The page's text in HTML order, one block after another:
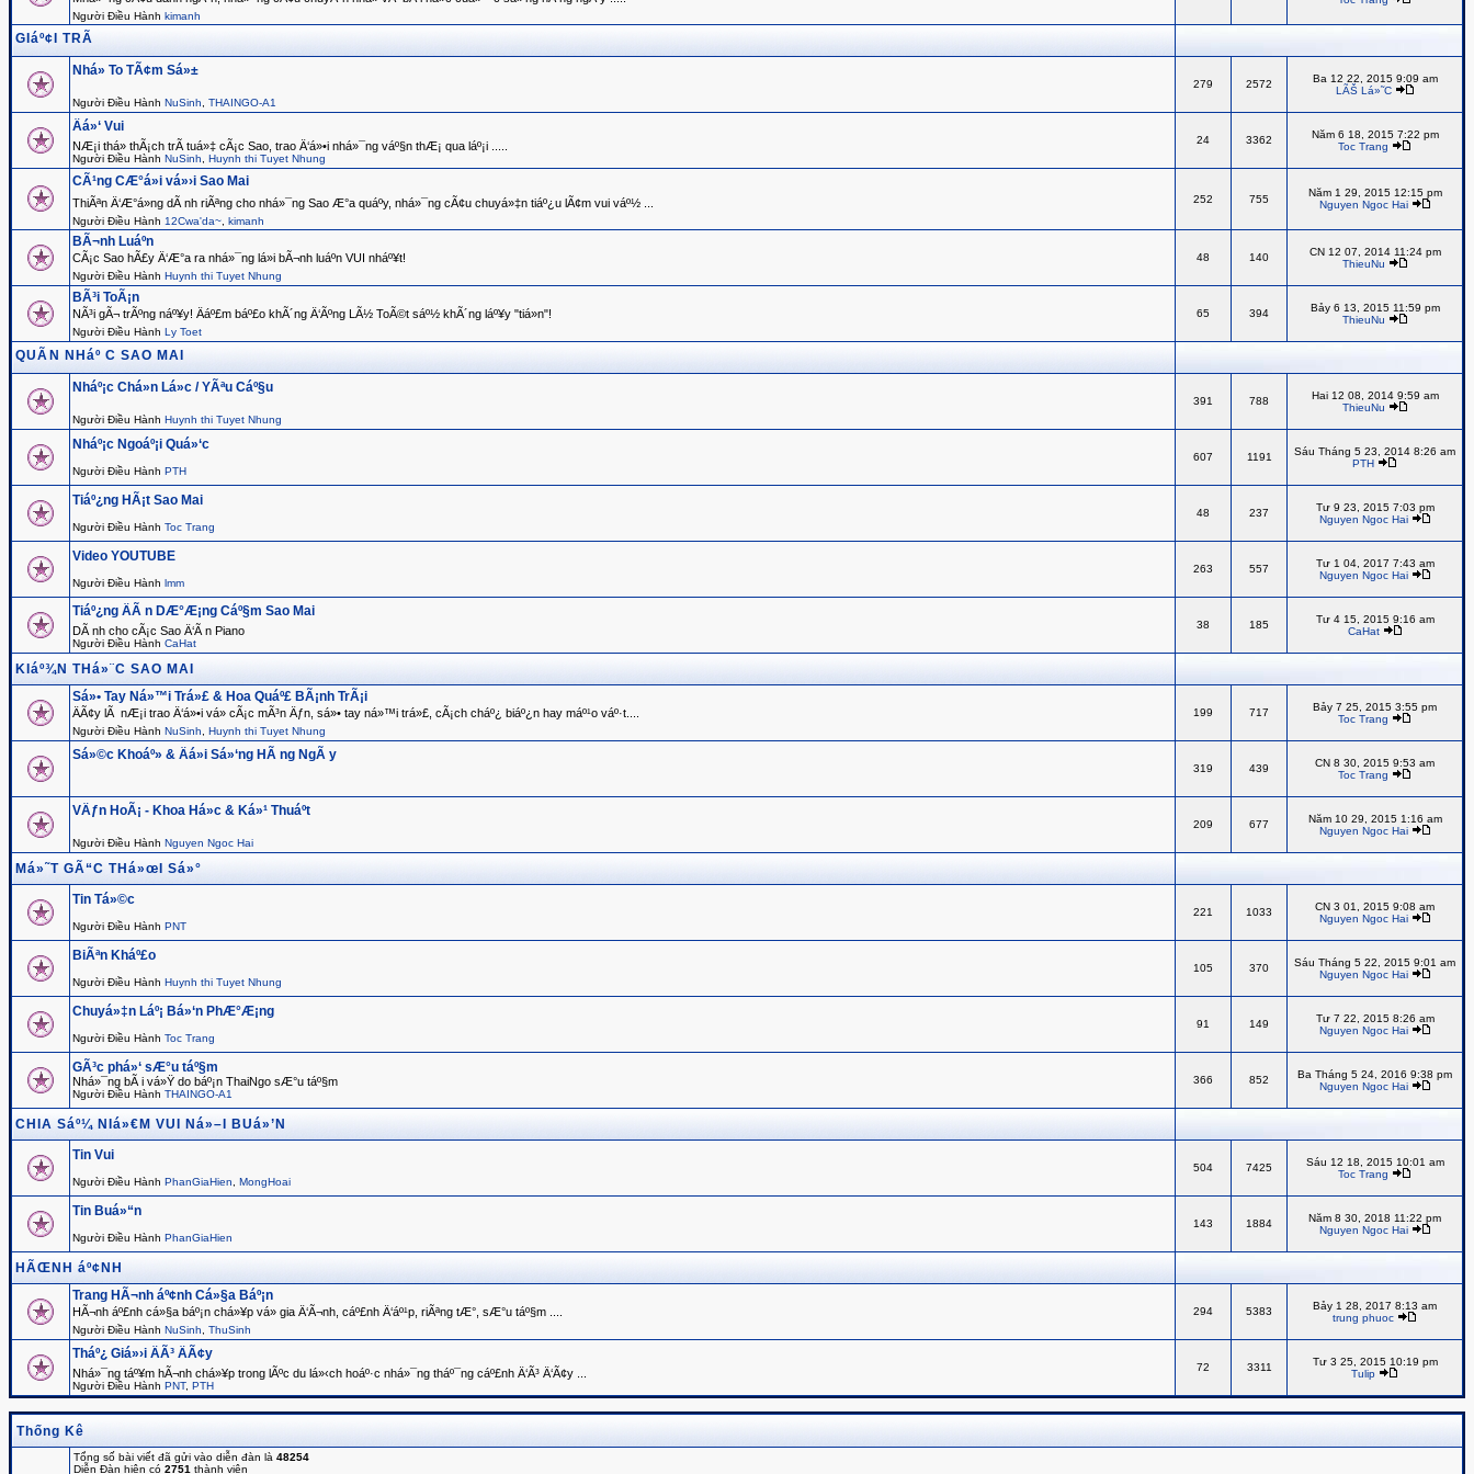
Người Điều Hành kimanh
GIáº¢I TRÃ
Nhá» To TÃ¢m Sá»±
Người Điều Hành NuSinh THAINGO-A1
279 2572
Ba 12 22, 2015 9:09 am
LÃŠ Lá»˜C
Äá»‘ Vui
NÆ¡i thá»­ thÃ¡ch trÃ­ tuá»‡ cÃ¡c Sao, trao Ä‘á»•i nhá»¯ng váº§n thÆ¡ qua láº¡i .....
Người Điều Hành NuSinh Huynh thi Tuyet Nhung
24 3362
Năm 6 18, 2015 7:22 pm
Toc Trang
CÃ¹ng CÆ°á»i vá»›i Sao Mai
ThiÃªn Ä‘Æ°á»ng dÃ nh riÃªng cho nhá»¯ng Sao Æ°a quáº­y, nhá»¯ng cÃ¢u chuyá»‡n tiáº¿u lÃ¢m vui váº½ ...
Người Điều Hành 12Cwa'da~ kimanh
252 755
Năm 1 29, 2015 12:15 pm
Nguyen Ngoc Hai
BÃ¬nh Luáº­n
CÃ¡c Sao hÃ£y Ä‘Æ°a ra nhá»¯ng lá»i bÃ¬nh luáº­n VUI nháº¥t!
Người Điều Hành Huynh thi Tuyet Nhung
48 140
CN 12 07, 2014 11:24 pm
ThieuNu
BÃ³i ToÃ¡n
NÃ³i gÃ¬ trÃºng náº¥y! Äáº£m báº£o khÃ´ng Ä‘Ãºng LÃ½ ToÃ©t sáº½ khÃ´ng láº¥y "tiá»n"!
Người Điều Hành Ly Toet
65 394
Bảy 6 13, 2015 11:59 pm
ThieuNu
QUÃN NHáº C SAO MAI
Nháº¡c Chá»n Lá»c / YÃªu Cáº§u
Người Điều Hành Huynh thi Tuyet Nhung
391 788
Hai 12 08, 2014 9:59 am
ThieuNu
Nháº¡c Ngoáº¡i Quá»‘c
Người Điều Hành PTH
607 1191
Sáu Tháng 5 23, 2014 8:26 am
PTH
Tiáº¿ng HÃ¡t Sao Mai
Người Điều Hành Toc Trang
48 237
Tư 9 23, 2015 7:03 pm
Nguyen Ngoc Hai
Video YOUTUBE
Người Điều Hành lmm
263 557
Tư 1 04, 2017 7:43 am
Nguyen Ngoc Hai
Tiáº¿ng ÄÃ n DÆ°Æ¡ng Cáº§m Sao Mai
DÃ nh cho cÃ¡c Sao Ä‘Ã n Piano
Người Điều Hành CaHat
38 185
Tư 4 15, 2015 9:16 am
CaHat
KIáº¾N THá»¨C SAO MAI
Sá»• Tay Ná»™i Trá»£ & Hoa Quáº£ BÃ¡nh TrÃ¡i
ÄÃ¢y lÃ nÆ¡i trao Ä‘á»•i vá» cÃ¡c mÃ³n Äƒn, sá»• tay ná»™i trá»£, cÃ¡ch cháº¿ biáº¿n hay máº¹o váº·t....
Người Điều Hành NuSinh Huynh thi Tuyet Nhung
199 717
Bảy 7 25, 2015 3:55 pm
Toc Trang
Sá»©c Khoáº» & Äá»i Sá»‘ng HÃ ng NgÃ y
319 439
CN 8 30, 2015 9:53 am
Toc Trang
VÄƒn HoÃ¡ - Khoa Há»c & Ká»¹ Thuáº­t
Người Điều Hành Nguyen Ngoc Hai
209 677
Năm 10 29, 2015 1:16 am
Nguyen Ngoc Hai
Má»˜T GÃ“C THá»œI Sá»°
Tin Tá»©c
Người Điều Hành PNT
221 1033
CN 3 01, 2015 9:08 am
Nguyen Ngoc Hai
BiÃªn Kháº£o
Người Điều Hành Huynh thi Tuyet Nhung
105 370
Sáu Tháng 5 22, 2015 9:01 am
Nguyen Ngoc Hai
Chuyá»‡n Láº¡ Bá»‘n PhÆ°Æ¡ng
Người Điều Hành Toc Trang
91 149
Tư 7 22, 2015 8:26 am
Nguyen Ngoc Hai
GÃ³c phá»‘ sÆ°u táº§m
Nhá»¯ng bÃ i vá»Ÿ do báº¡n ThaiNgo sÆ°u táº§m
Người Điều Hành THAINGO-A1
366 852
Ba Tháng 5 24, 2016 9:38 pm
Nguyen Ngoc Hai
CHIA Sáº¼ NIá»€M VUI Ná»–I BUá»’N
Tin Vui
Người Điều Hành PhanGiaHien MongHoai
504 7425
Sáu 12 18, 2015 10:01 am
Toc Trang
Tin Buá»“n
Người Điều Hành PhanGiaHien
143 1884
Năm 8 30, 2018 11:22 pm
Nguyen Ngoc Hai
HÃŒNH áº¢NH
Trang HÃ¬nh áº¢nh Cá»§a Báº¡n
HÃ¬nh áº£nh cá»§a báº¡n chá»¥p vá» gia Ä‘Ã¬nh, cáº£nh Ä‘áº¹p, riÃªng tÆ°, sÆ°u táº§m ....
Người Điều Hành NuSinh ThuSinh
294 5383
Bảy 1 28, 2017 8:13 am
trung phuoc
Tháº¿ Giá»›i ÄÃ³ ÄÃ¢y
Nhá»¯ng táº¥m hÃ¬nh chá»¥p trong lÃºc du lá»‹ch hoáº·c nhá»¯ng tháº¯ng cáº£nh Ä‘Ã³ Ä‘Ã¢y ...
Người Điều Hành PNT, PTH
72 3311
Tư 3 25, 2015 10:19 pm
Tulip
Thống Kê
Tổng số bài viết đã gửi vào diễn đàn là 48254
Diễn Đàn hiện có 2751 thành viên